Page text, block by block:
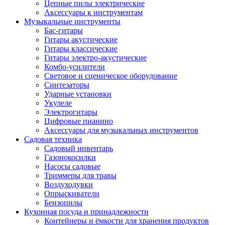
Цепные пилы электрические
Аксессуары к инструментам
Музыкальные инструменты
Бас-гитары
Гитары акустические
Гитары классические
Гитары электро-акустические
Комбо-усилители
Световое и сценическое оборудование
Синтезаторы
Ударные установки
Укулеле
Электрогитары
Цифровые пианино
Аксессуары для музыкальных инструментов
Садовая техника
Садовый инвентарь
Газонокосилки
Насосы садовые
Триммеры для травы
Воздуходувки
Опрыскиватели
Бензопилы
Кухонная посуда и принадлежности
Контейнеры и ёмкости для хранения продуктов